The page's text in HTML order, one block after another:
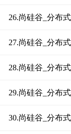
26.尚硅谷_分布
27.尚硅谷_分布
28.尚硅谷_分布
29.尚硅谷_分布
30.尚硅谷_分布